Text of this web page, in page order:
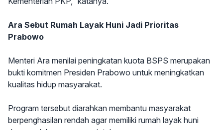
Ara Sebut Rumah Layak Huni Jadi Prioritas
Prabowo
Menteri Ara menilai peningkatan kuota BSPS merupakan
bukti komitmen Presiden Prabowo untuk meningkatkan
kualitas hidup masyarakat.
Program tersebut diarahkan membantu masyarakat
berpenghasilan rendah agar memiliki rumah layak huni